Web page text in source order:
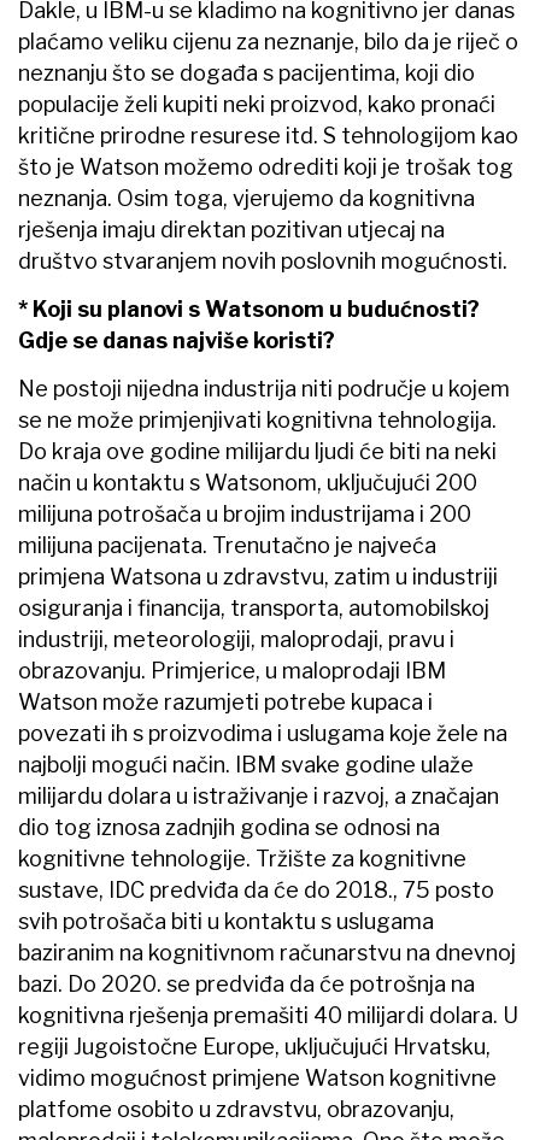
Dakle, u IBM-u se kladimo na kognitivno jer danas
plaćamo veliku cijenu za neznanje, bilo da je riječ o
neznanju što se događa s pacijentima, koji dio
populacije želi kupiti neki proizvod, kako pronaći
kritične prirodne resurese itd. S tehnologijom kao
što je Watson možemo odrediti koji je trošak tog
neznanja. Osim toga, vjerujemo da kognitivna
rješenja imaju direktan pozitivan utjecaj na
društvo stvaranjem novih poslovnih mogućnosti.
* Koji su planovi s Watsonom u budućnosti?
Gdje se danas najviše koristi?
Ne postoji nijedna industrija niti područje u kojem
se ne može primjenjivati kognitivna tehnologija.
Do kraja ove godine milijardu ljudi će biti na neki
način u kontaktu s Watsonom, uključujući 200
milijuna potrošača u brojim industrijama i 200
milijuna pacijenata. Trenutačno je najveća
primjena Watsona u zdravstvu, zatim u industriji
osiguranja i financija, transporta, automobilskoj
industriji, meteorologiji, maloprodaji, pravu i
obrazovanju. Primjerice, u maloprodaji IBM
Watson može razumjeti potrebe kupaca i
povezati ih s proizvodima i uslugama koje žele na
najbolji mogući način. IBM svake godine ulaže
milijardu dolara u istraživanje i razvoj, a značajan
dio tog iznosa zadnjih godina se odnosi na
kognitivne tehnologije. Tržište za kognitivne
sustave, IDC predviđa da će do 2018., 75 posto
svih potrošača biti u kontaktu s uslugama
baziranim na kognitivnom računarstvu na dnevnoj
bazi. Do 2020. se predviđa da će potrošnja na
kognitivna rješenja premašiti 40 milijardi dolara. U
regiji Jugoistočne Europe, uključujući Hrvatsku,
vidimo mogućnost primjene Watson kognitivne
platfome osobito u zdravstvu, obrazovanju,